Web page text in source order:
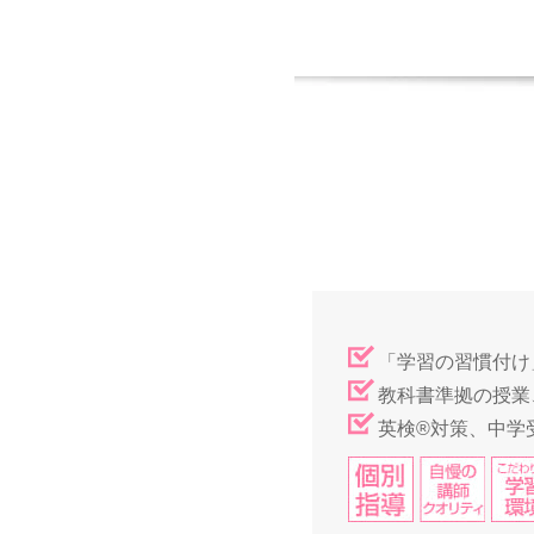
「学習の習慣付
教科書準拠の授
英検®対策、中学